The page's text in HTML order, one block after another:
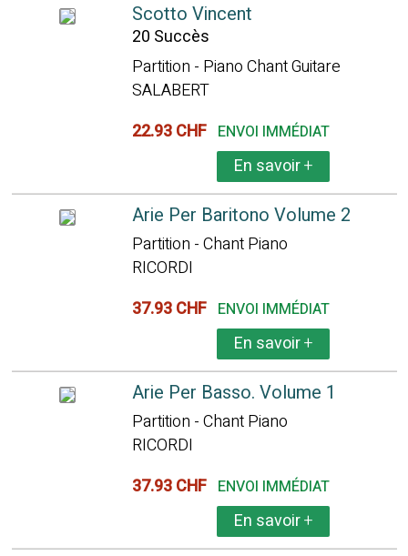
Scotto Vincent
20 Succès
Partition - Piano Chant Guitare
SALABERT
22.93 CHF ENVOI IMMÉDIAT
En savoir+
Arie Per Baritono Volume 2
Partition - Chant Piano
RICORDI
37.93 CHF ENVOI IMMÉDIAT
En savoir+
Arie Per Basso. Volume 1
Partition - Chant Piano
RICORDI
37.93 CHF ENVOI IMMÉDIAT
En savoir+